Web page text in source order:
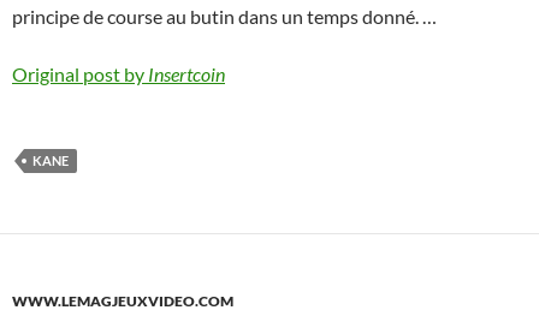
principe de course au butin dans un temps donné. …
Original post by Insertcoin
KANE
WWW.LEMAGJEUXVIDEO.COM